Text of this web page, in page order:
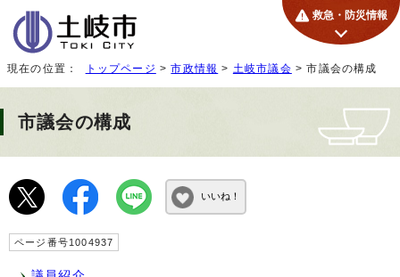
救急・防災情報
現在の位置： トップページ >市政情報 > 土岐市議会 > 市議会の構成
市議会の構成
いいね！
ページ番号1004937